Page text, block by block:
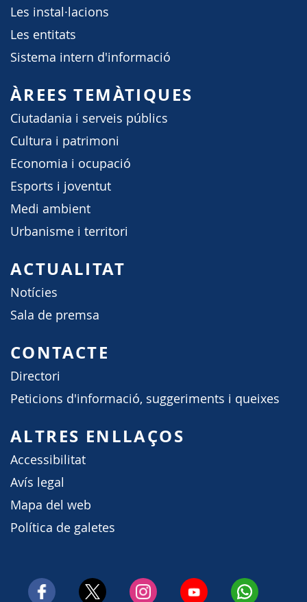
Les instal·lacions
Les entitats
Sistema intern d'informació
ÀREES TEMÀTIQUES
Ciutadania i serveis públics
Cultura i patrimoni
Economia i ocupació
Esports i joventut
Medi ambient
Urbanisme i territori
ACTUALITAT
Notícies
Sala de premsa
CONTACTE
Directori
Peticions d'informació, suggeriments i queixes
ALTRES ENLLAÇOS
Accessibilitat
Avís legal
Mapa del web
Política de galetes